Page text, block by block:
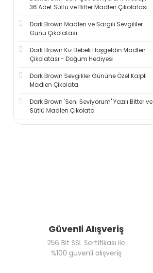
36 Adet Sütlü ve Bitter Madlen Çikolatası
Dark Brown Madlen ve Sargılı Sevgililer
Günü Çikolatası
Dark Brown Kız Bebek Hoşgeldin Madlen
Çikolatası - Doğum Hediyesi
Dark Brown Sevgililer Gününe Özel Kalpli
Madlen Çikolata
Dark Brown 'Seni Seviyorum' Yazılı Bitter ve
Sütlü Madlen Çikolata
Güvenli Alışveriş
256 Bit SSL Sertifikası ile
%100 güvenli alışveriş